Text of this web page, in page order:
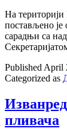
На
постављено је
сарадњи са
PublishedApril
Categorized as
пливача